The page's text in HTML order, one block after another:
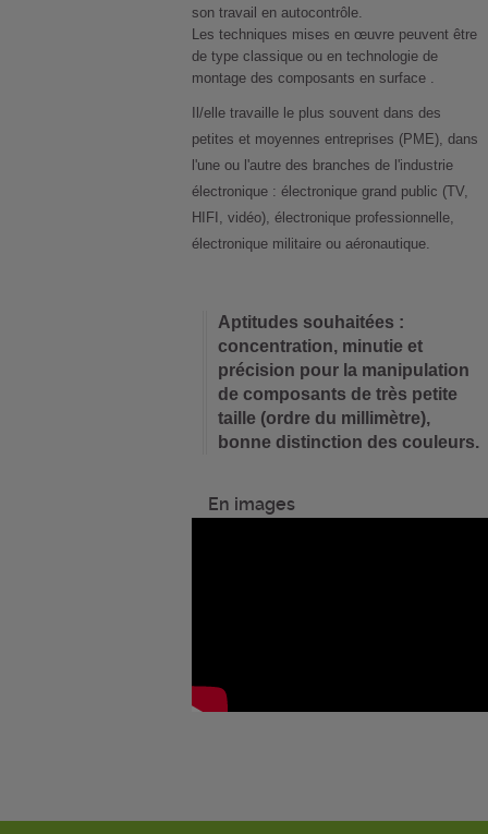
son travail en autocontrôle.
Les techniques mises en œuvre peuvent être
de type classique ou en technologie de
montage des composants en surface .
Il/elle travaille le plus souvent dans des
petites et moyennes entreprises (PME), dans
l'une ou l'autre des branches de l'industrie
électronique : électronique grand public (TV,
HIFI, vidéo), électronique professionnelle,
électronique militaire ou aéronautique.
Aptitudes souhaitées :
concentration, minutie et
précision pour la manipulation
de composants de très petite
taille (ordre du millimètre),
bonne distinction des couleurs.
En images